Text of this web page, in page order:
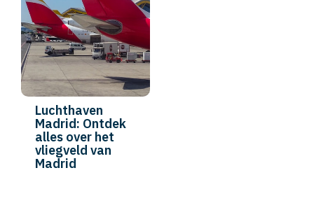
Luchthaven
Madrid: Ontdek
alles over het
vliegveld van
Madrid